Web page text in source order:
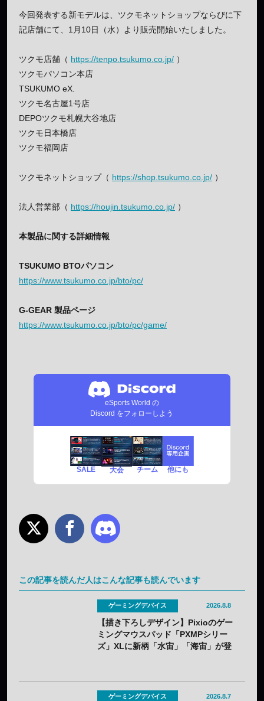
今回発表する新モデルは、ツクモネットショップならびに下
記店舗にて、1月10日（水）より販売開始いたしました。
ツクモ店舗（ https://tenpo.tsukumo.co.jp/ ）
ツクモパソコン本店
TSUKUMO eX.
ツクモ名古屋1号店
DEPOツクモ札幌大谷地店
ツクモ日本橋店
ツクモ福岡店
ツクモネットショップ（ https://shop.tsukumo.co.jp/ ）
法人営業部（ https://houjin.tsukumo.co.jp/ ）
本製品に関する詳細情報
TSUKUMO BTOパソコン
https://www.tsukumo.co.jp/bto/pc/
G-GEAR 製品ページ
https://www.tsukumo.co.jp/bto/pc/game/
eSports World の
Discord をフォローしよう
SALE 大会 チーム 他にも
この記事を読んだ人はこんな記事も読んでいます
ゲーミングデバイス 2026.8.8
【描き下ろしデザイン】Pixioのゲー
ミングマウスパッド「PXMPシリー
ズ」XLに新柄「水宙」「海宙」が登
ゲーミングデバイス 2026.8.7